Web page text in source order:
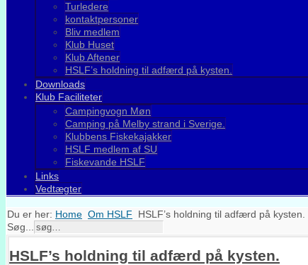
Turledere
kontaktpersoner
Bliv medlem
Klub Huset
Klub Aftener
HSLF’s holdning til adfærd på kysten.
Downloads
Klub Faciliteter
Campingvogn Møn
Camping på Melby strand i Sverige.
Klubbens Fiskekajakker
HSLF medlem af SU
Fiskevande HSLF
Links
Vedtægter
Du er her: Home Om HSLF
HSLF’s holdning til adfærd på kysten.
Søg...
HSLF’s holdning til adfærd på kysten.